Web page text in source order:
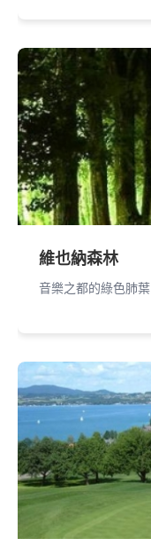
維也納森林
音樂之都的綠色肺葉